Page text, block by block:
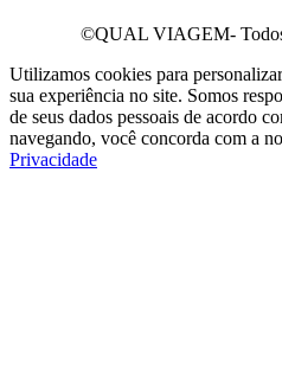
©QUAL VIAGEM- Todos
Utilizamos cookies para
sua experiência no site. Somos
de seus dados pessoais de acordo
navegando, você concorda com a
Privacidade